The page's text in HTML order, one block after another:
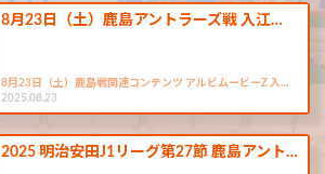
8月23日（土）鹿島アントラーズ戦 入江…
8月23日（土）鹿島戦関連コンテンツ アルビムービーZ 入…
2025.08.23
2025 明治安田J1リーグ第27節 鹿島アント…